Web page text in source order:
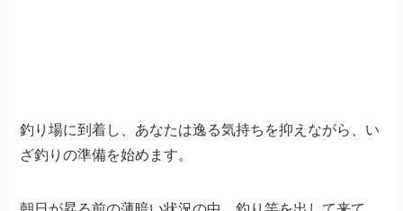
釣り場に到着し、あなたは逸る気持ちを抑えながら、い
ざ釣りの準備を始めます。